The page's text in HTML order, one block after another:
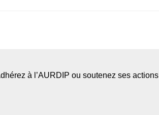
à l’AURDIP ou soutenez ses actions